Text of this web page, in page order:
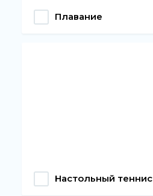
Плавание
Настольный теннис